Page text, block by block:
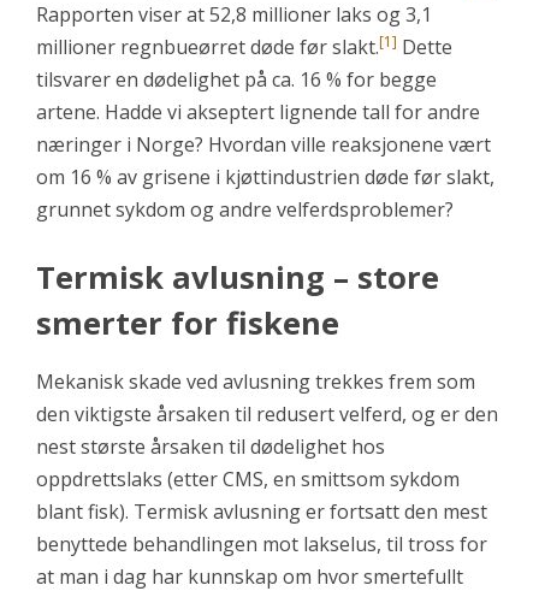
Rapporten viser at 52,8 millioner laks og 3,1
millioner regnbueørret døde før slakt.[1] Dette
tilsvarer en dødelighet på ca. 16 % for begge
artene. Hadde vi akseptert lignende tall for andre
næringer i Norge? Hvordan ville reaksjonene vært
om 16 % av grisene i kjøttindustrien døde før slakt,
grunnet sykdom og andre velferdsproblemer?
Termisk avlusning – store
smerter for fiskene
Mekanisk skade ved avlusning trekkes frem som
den viktigste årsaken til redusert velferd, og er den
nest største årsaken til dødelighet hos
oppdrettslaks (etter CMS, en smittsom sykdom
blant fisk). Termisk avlusning er fortsatt den mest
benyttede behandlingen mot lakselus, til tross for
at man i dag har kunnskap om hvor smertefullt